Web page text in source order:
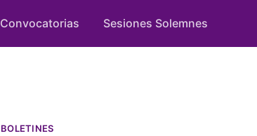
Convocatorias Sesiones Solemnes
BOLETINES